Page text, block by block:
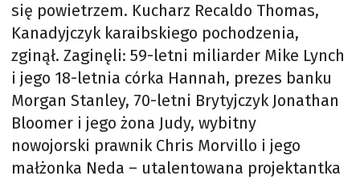
się powietrzem. Kucharz Recaldo Thomas,
Kanadyjczyk karaibskiego pochodzenia,
zginął. Zaginęli: 59-letni miliarder Mike Lynch
i jego 18-letnia córka Hannah, prezes banku
Morgan Stanley, 70-letni Brytyjczyk Jonathan
Bloomer i jego żona Judy, wybitny
nowojorski prawnik Chris Morvillo i jego
małżonka Neda – utalentowana projektantka